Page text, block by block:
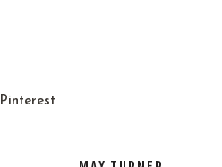
Pinterest